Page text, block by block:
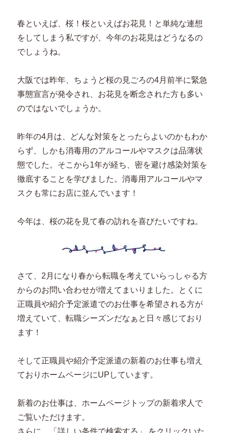
春といえば、桜！桜といえばお花見！と単純な連想
をしてしまう私ですが、今年のお花見はどうなるの
でしょうね。
大阪では昨年、ちょうど桜の見ごろの4月前半に緊急
事態宣言が発令され、お花見を断念された方も多い
のではないでしょうか。
昨年の4月は、どんな対策をとったらよいのかもわか
らず、しかも消毒用のアルコールやマスクは品薄状
態でした。そこから1年が経ち、密を避け感染対策を
徹底することを学びました。消毒用アルコールやマ
スクも常にお店に並んでいます！
今年は、桜の花を見て春の訪れを喜びたいですね。
さて、2月になり春から転職を考えていらっしゃる方
からのお問い合わせが増えてまいりました。とくに
正職員や紹介予定派遣でのお仕事を希望される方が
増えていて、転職シーズンだなぁと日々感じており
ます！
そして正職員や紹介予定派遣の新着のお仕事も増え
ておりホームページにUPしています。
新着のお仕事は、ホームページトップの新着求人で
ご覧いただけます。
さらに、「詳しい条件で検索する」 をクリックいた